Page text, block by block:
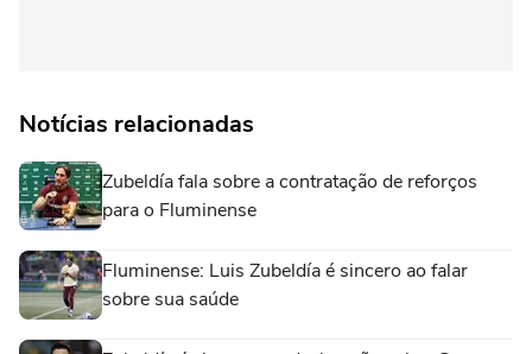
Notícias relacionadas
Zubeldía fala sobre a contratação de reforços
para o Fluminense
Fluminense: Luis Zubeldía é sincero ao falar
sobre sua saúde